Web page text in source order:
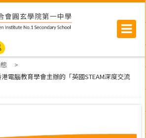
>
電腦教育學會主辦的「英國STEAM深度交流